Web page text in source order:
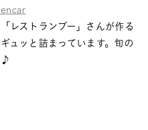
レストランブー」さんが作る
ュッと詰まっています。旬の
♪